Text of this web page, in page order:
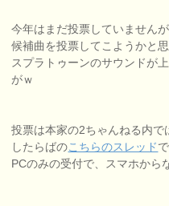
今年はまだ投票していません
候補曲を投票してこようかと思
スプラトゥーンのサウンドが
がｗ
投票は本家の2ちゃんねる内で
したらばのこちらのスレッド
PCのみの受付で、スマホから